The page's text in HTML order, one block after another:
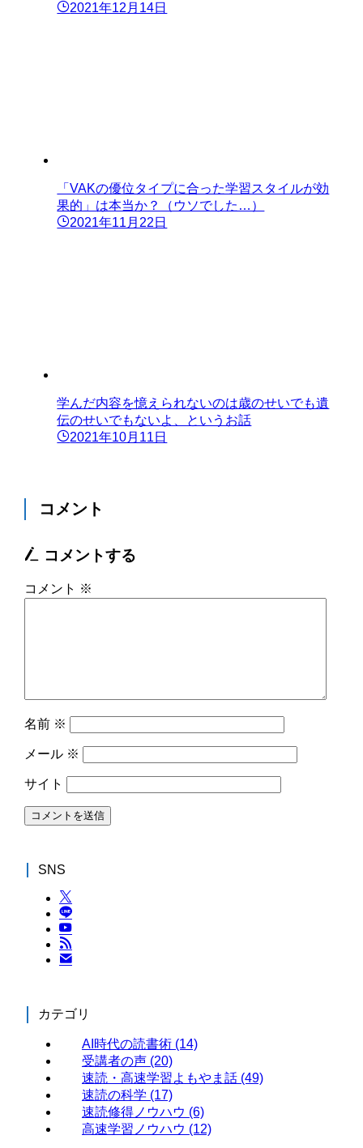
2021年12月14日
「VAKの優位タイプに合った学習スタイルが効
果的」は本当か？（ウソでした…）
2021年11月22日
学んだ内容を憶えられないのは歳のせいでも遺
伝のせいでもないよ、というお話
2021年10月11日
コメント
コメントする
コメント ※
名前 ※
メール ※
サイト
SNS
カテゴリ
AI時代の読書術 (14)
受講者の声 (20)
速読・高速学習よもやま話 (49)
速読の科学 (17)
速読修得ノウハウ (6)
高速学習ノウハウ (12)